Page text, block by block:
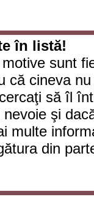
în listă!
sunt
că cineva
să îl
şi
multe
din